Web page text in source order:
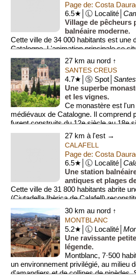
Page de: Costa
6.5★│Ⓛ Localité│
Village de pêcheurs
balnéaire moderne.
Cette ville de 34 000 habitants est une
Catalogne. L'animation principale se
entouré de ...
27 km au nord ↑
SANTES CREUS
4.7★│Ⓢ Spot│
Une superbe
et les vignes.
Ce monastère est
médiévaux de Catalogne. Il comprend
furent construits du 12e siècle au 18e
27 km à l'est →
CALAFELL
Page de: Costa
6.5★│Ⓛ Localité│
Une station
antiques et plages
Cette ville de 31 800 habitants abrite
(Ciutadella Ibèrica de Calafell)
siècle ...
30 km au nord ↑
MONTBLANC
5.2★│Ⓛ Localité│
Une ravissante
légende.
Montblanc, 7·500
un environnement privilégié, au milieu
d'amandiers et de collines de pinèdes.